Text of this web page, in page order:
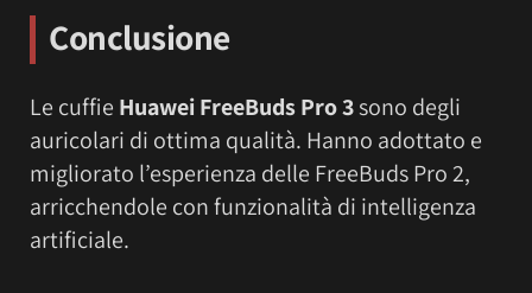
Conclusione
Le cuffie Huawei FreeBuds Pro 3sono degli
auricolari di ottima qualità. Hanno adottato e
migliorato l’esperienza delle FreeBuds Pro 2,
arricchendole con funzionalità di intelligenza
artificiale.